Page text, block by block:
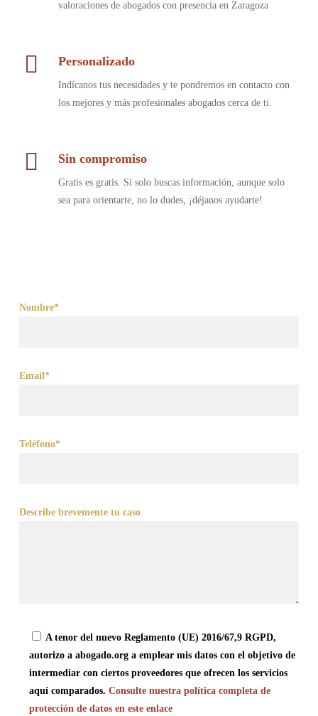
valoraciones de abogados con presencia en Zaragoza
Personalizado
Indícanos tus necesidades y te pondremos en contacto con
los mejores y más profesionales abogados cerca de ti.
Sin compromiso
Gratis es gratis. Si solo buscas información, aunque solo
sea para orientarte, no lo dudes, ¡déjanos ayudarte!
Nombre*
Email*
Teléfono*
Describe brevemente tu caso
A tenor del nuevo Reglamento (UE) 2016/67,9 RGPD,
autorizo a abogado.org a emplear mis datos con el objetivo de
intermediar con ciertos proveedores que ofrecen los servicios
aquí comparados. Consulte nuestra política completa de
protección de datos en este enlace